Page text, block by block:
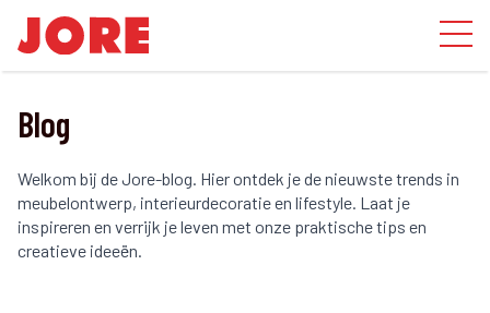
Blog
Welkom bij de Jore-blog. Hier ontdek je de nieuwste trends in
meubelontwerp, interieurdecoratie en lifestyle. Laat je
inspireren en verrijk je leven met onze praktische tips en
creatieve ideeën.